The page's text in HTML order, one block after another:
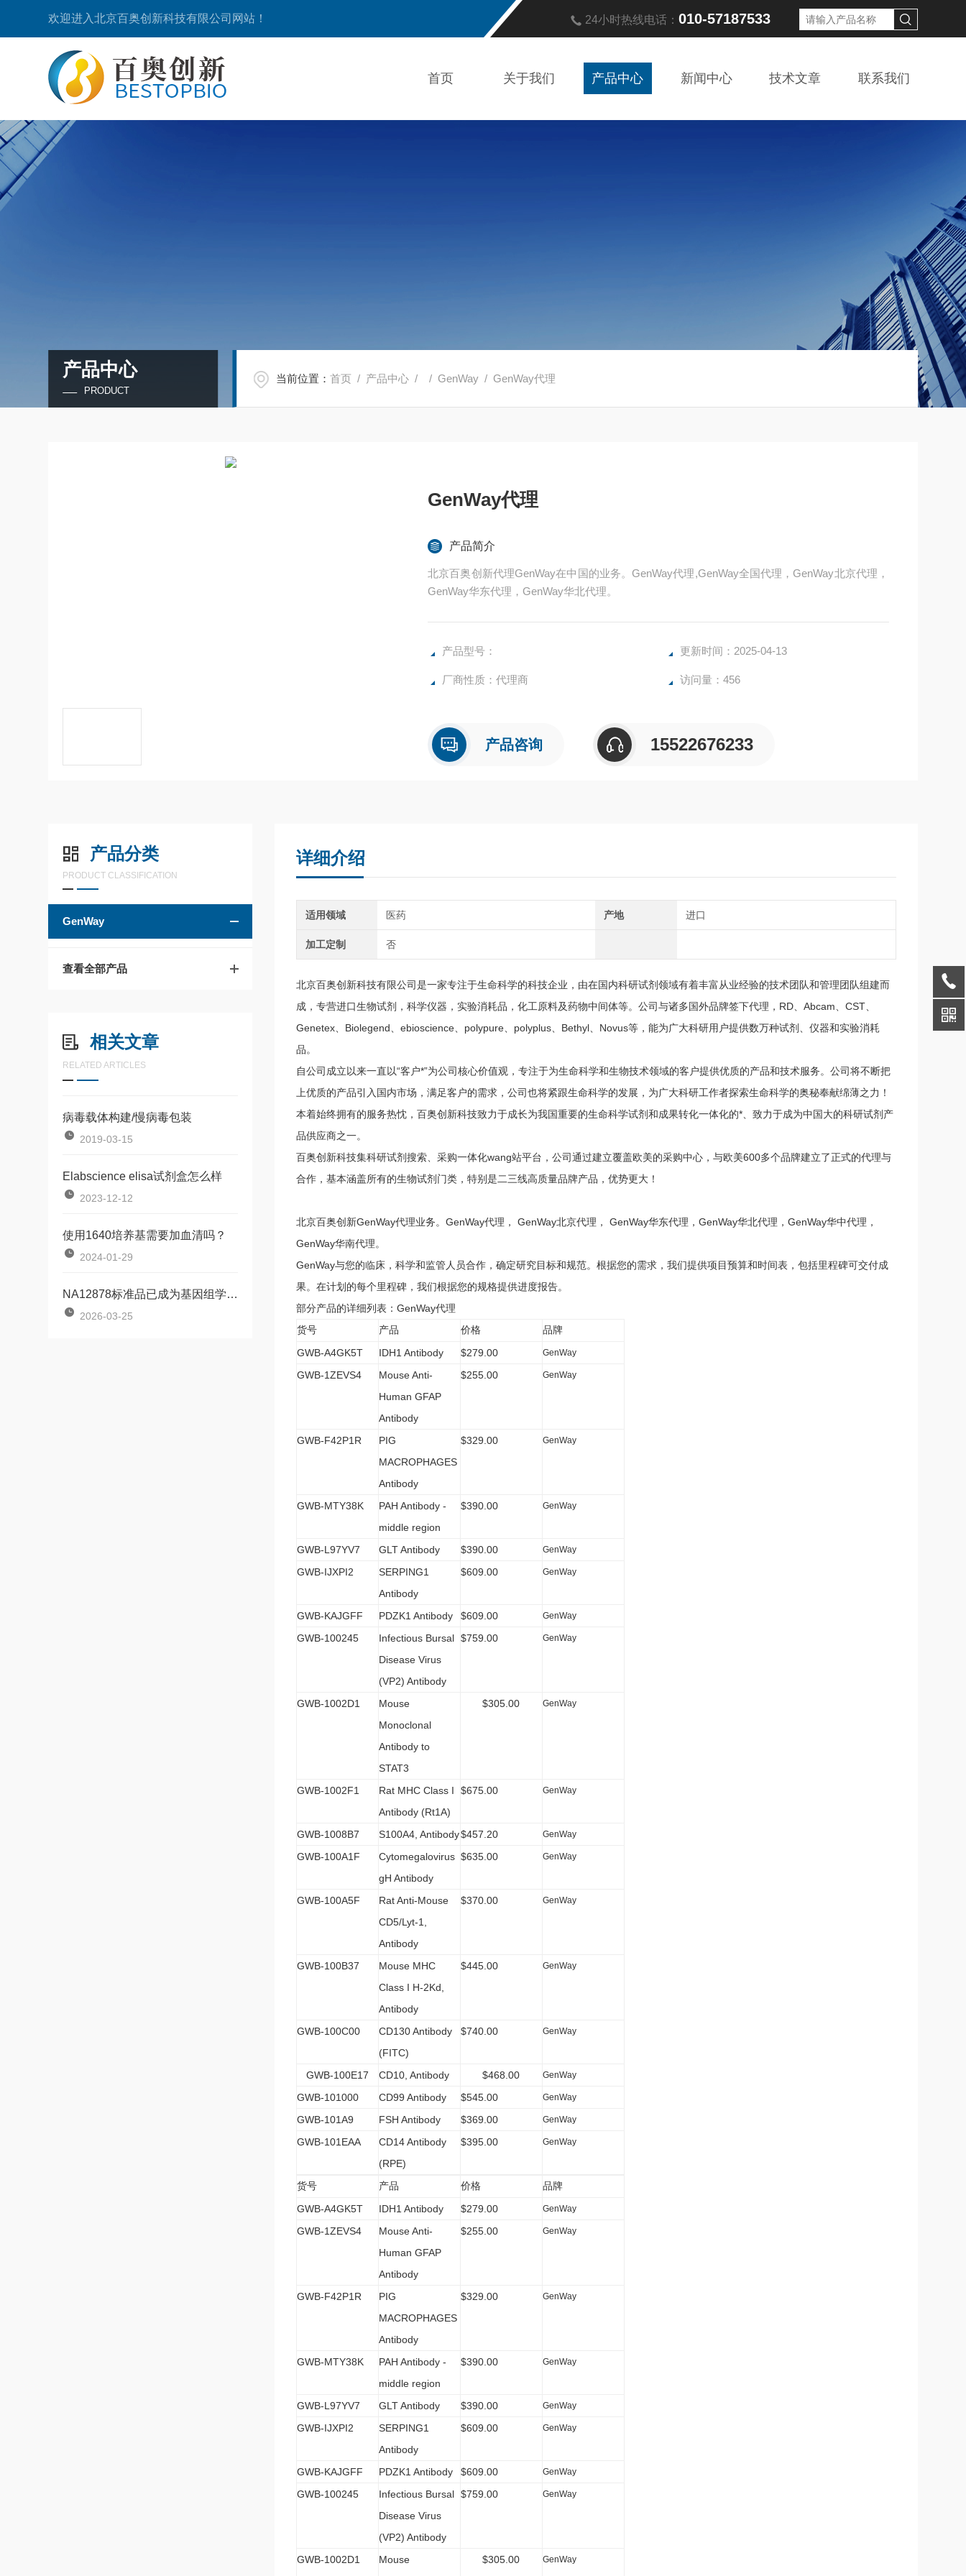
欢迎进入北京百奥创新科技有限公司网站！ 24小时热线电话： 010-57187533
首页 关于我们 产品中心 新闻中心 技术文章 联系我们
产品中心
PRODUCT
当前位置：首页 / 产品中心 / / GenWay / GenWay代理
GenWay代理
产品简介
北京百奥创新代理GenWay在中国的业务。GenWay代理,GenWay全国代理，GenWay北京代理，
GenWay华东代理，GenWay华北代理。
产品型号： 更新时间：2025-04-13
厂商性质：代理商 访问量：456
产品咨询 15522676233
产品分类
PRODUCT CLASSIFICATION
GenWay
查看全部产品
相关文章
RELATED ARTICLES
病毒载体构建/慢病毒包装
2019-03-15
Elabscience elisa试剂盒怎么样
2023-12-12
使用1640培养基需要加血清吗？
2024-01-29
NA12878标准品已成为基因组学研究中不可少的工具
2026-03-25
详细介绍
适用领域 医药 产地 进口
加工定制 否
北京百奥创新科技有限公司是一家专注于生命科学的科技企业，由在国内科研试剂领域有着丰富从业经验的技术团队和管理团队组建而
成，专营进口生物试剂，科学仪器，实验消耗品，化工原料及药物中间体等。公司与诸多国外品牌签下代理，RD、Abcam、CST、
Genetex、Biolegend、ebioscience、polypure、polyplus、Bethyl、Novus等，能为广大科研用户提供数万种试剂、仪器和实验消耗
品。
自公司成立以来一直以“客户*”为公司核心价值观，专注于为生命科学和生物技术领域的客户提供优质的产品和技术服务。公司将不断把
上优质的产品引入国内市场，满足客户的需求，公司也将紧跟生命科学的发展，为广大科研工作者探索生命科学的奥秘奉献绵薄之力！
本着始终拥有的服务热忱，百奥创新科技致力于成长为我国重要的生命科学试剂和成果转化一体化的*、致力于成为中国大的科研试剂产
品供应商之一。
百奥创新科技集科研试剂搜索、采购一体化wang站平台，公司通过建立覆盖欧美的采购中心，与欧美600多个品牌建立了正式的代理与
合作，基本涵盖所有的生物试剂门类，特别是二三线高质量品牌产品，优势更大！
北京百奥创新GenWay代理业务。GenWay代理， GenWay北京代理， GenWay华东代理，GenWay华北代理，GenWay华中代理，
GenWay华南代理。
GenWay与您的临床，科学和监管人员合作，确定研究目标和规范。根据您的需求，我们提供项目预算和时间表，包括里程碑可交付成
果。在计划的每个里程碑，我们根据您的规格提供进度报告。
部分产品的详细列表：GenWay代理
货号 产品 价格 品牌
GWB-A4GK5T IDH1 Antibody $279.00 GenWay
GWB-1ZEVS4
Mouse Anti-
Human GFAP
Antibody
$255.00 GenWay
GWB-F42P1R
PIG
MACROPHAGES
Antibody
$329.00 GenWay
GWB-MTY38K
PAH Antibody -
middle region
$390.00 GenWay
GWB-L97YV7 GLT Antibody $390.00 GenWay
GWB-IJXPI2
SERPING1
Antibody
$609.00 GenWay
GWB-KAJGFF PDZK1 Antibody $609.00 GenWay
GWB-100245
Infectious Bursal
Disease Virus
(VP2) Antibody
$759.00 GenWay
GWB-1002D1
Mouse
Monoclonal
Antibody to
STAT3
$305.00 GenWay
GWB-1002F1
Rat MHC Class I
Antibody (Rt1A)
$675.00 GenWay
GWB-1008B7 S100A4, Antibody$457.20 GenWay
GWB-100A1F
Cytomegalovirus
gH Antibody
$635.00 GenWay
GWB-100A5F
Rat Anti-Mouse
CD5/Lyt-1,
Antibody
$370.00 GenWay
GWB-100B37
Mouse MHC
Class I H-2Kd,
Antibody
$445.00 GenWay
GWB-100C00
CD130 Antibody
(FITC)
$740.00 GenWay
GWB-100E17 CD10, Antibody $468.00 GenWay
GWB-101000 CD99 Antibody $545.00 GenWay
GWB-101A9 FSH Antibody $369.00 GenWay
GWB-101EAA
CD14 Antibody
(RPE)
$395.00 GenWay
货号 产品 价格 品牌
GWB-A4GK5T IDH1 Antibody $279.00 GenWay
GWB-1ZEVS4
Mouse Anti-
Human GFAP
Antibody
$255.00 GenWay
GWB-F42P1R
PIG
MACROPHAGES
Antibody
$329.00 GenWay
GWB-MTY38K
PAH Antibody -
middle region
$390.00 GenWay
GWB-L97YV7 GLT Antibody $390.00 GenWay
GWB-IJXPI2
SERPING1
Antibody
$609.00 GenWay
GWB-KAJGFF PDZK1 Antibody $609.00 GenWay
GWB-100245
Infectious Bursal
Disease Virus
(VP2) Antibody
$759.00 GenWay
GWB-1002D1
Mouse
$305.00 GenWay